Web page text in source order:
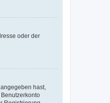
oder der
hast,